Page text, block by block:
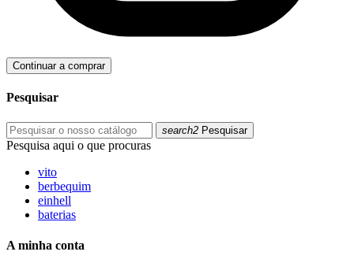
Continuar a comprar
Pesquisar
search2 Pesquisar
Pesquisa aqui o que procuras
vito
berbequim
einhell
baterias
A minha conta